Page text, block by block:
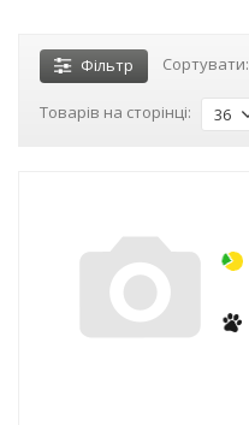
Фільтр Сортувати:
Товарів на сторінці: 36